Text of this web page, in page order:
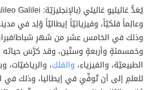
وعالِماً فلكيّاً، وفيزيائيّاً إيطاليّاً وُلِد في
وذلك في الخامس عشر من شهرِ شباط/
وخمسمئةٍ وأربعةٍ وستّين، وقد كرَّسَ حياتَه
الطبيعيّة، والفيزياءِ، والفلكِ،
للعلمِ إلى أن تُوفِّيَ في إيطاليا، وذلك